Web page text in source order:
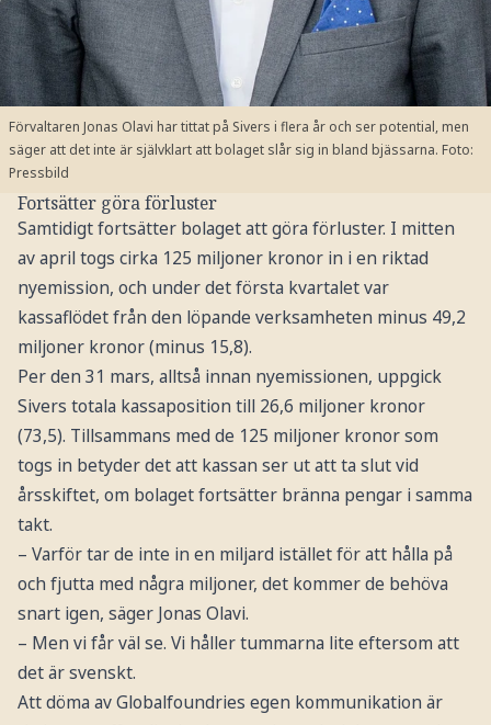
Förvaltaren Jonas Olavi har tittat på Sivers i flera år och ser potential, men
säger att det inte är självklart att bolaget slår sig in bland bjässarna. Foto:
Pressbild
Fortsätter göra förluster
Samtidigt fortsätter bolaget att göra förluster. I mitten
av april togs cirka 125 miljoner kronor in i en riktad
nyemission, och under det första kvartalet var
kassaflödet från den löpande verksamheten minus 49,2
miljoner kronor (minus 15,8).
Per den 31 mars, alltså innan nyemissionen, uppgick
Sivers totala kassaposition till 26,6 miljoner kronor
(73,5). Tillsammans med de 125 miljoner kronor som
togs in betyder det att kassan ser ut att ta slut vid
årsskiftet, om bolaget fortsätter bränna pengar i samma
takt.
– Varför tar de inte in en miljard istället för att hålla på
och fjutta med några miljoner, det kommer de behöva
snart igen, säger Jonas Olavi.
– Men vi får väl se. Vi håller tummarna lite eftersom att
det är svenskt.
Att döma av Globalfoundries egen kommunikation är